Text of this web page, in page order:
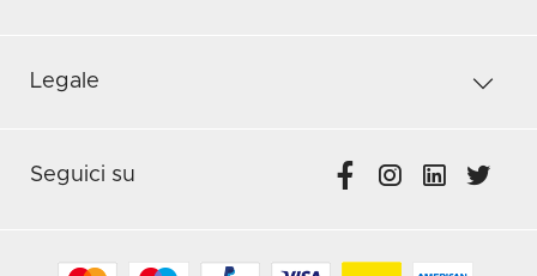
Legale
Seguici su